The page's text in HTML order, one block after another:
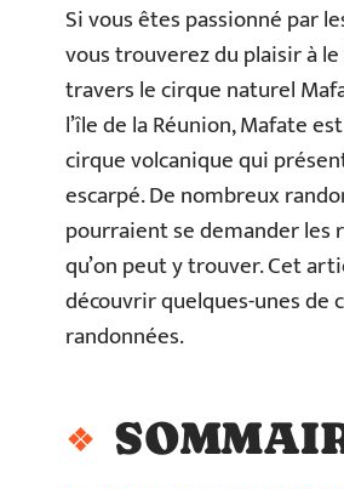
Si vous êtes passionné par
vous trouverez du plaisir à
travers le cirque naturel
l’île de la Réunion, Mafate
cirque volcanique qui
escarpé. De nombreux
pourraient se demander les
qu’on peut y trouver. Cet
découvrir quelques-unes de
randonnées.